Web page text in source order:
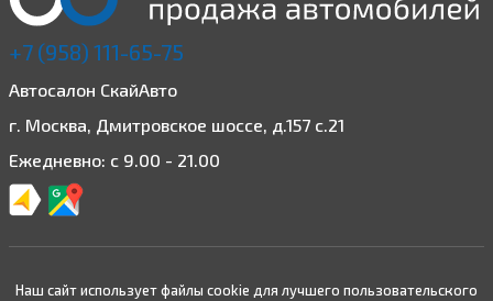
+7 (958) 111-65-75
Автосалон СкайАвто
г. Москва, Дмитровское шоссе, д.157 с.21
Ежедневно: с 9.00 - 21.00
Наш сайт использует файлы cookie для лучшего пользовательского